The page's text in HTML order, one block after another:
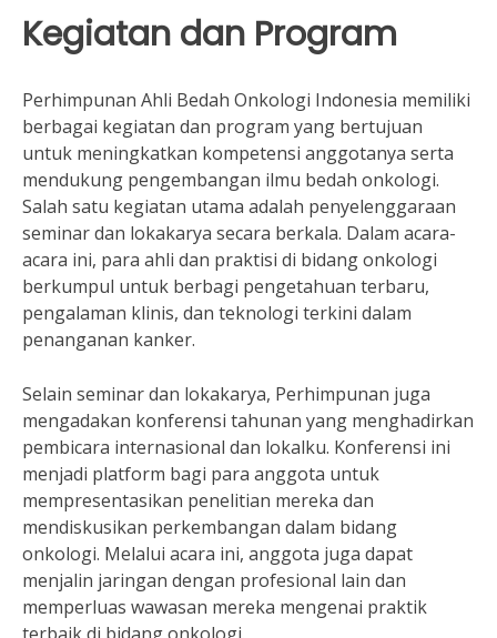
Kegiatan dan Program
Perhimpunan Ahli Bedah Onkologi Indonesia memiliki
berbagai kegiatan dan program yang bertujuan
untuk meningkatkan kompetensi anggotanya serta
mendukung pengembangan ilmu bedah onkologi.
Salah satu kegiatan utama adalah penyelenggaraan
seminar dan lokakarya secara berkala. Dalam acara-
acara ini, para ahli dan praktisi di bidang onkologi
berkumpul untuk berbagi pengetahuan terbaru,
pengalaman klinis, dan teknologi terkini dalam
penanganan kanker.
Selain seminar dan lokakarya, Perhimpunan juga
mengadakan konferensi tahunan yang menghadirkan
pembicara internasional dan lokalku. Konferensi ini
menjadi platform bagi para anggota untuk
mempresentasikan penelitian mereka dan
mendiskusikan perkembangan dalam bidang
onkologi. Melalui acara ini, anggota juga dapat
menjalin jaringan dengan profesional lain dan
memperluas wawasan mereka mengenai praktik